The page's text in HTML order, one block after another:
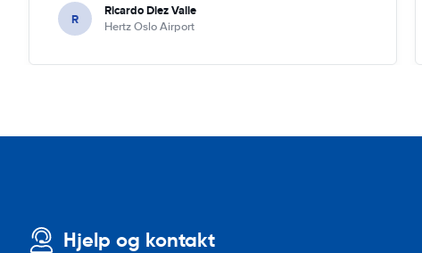
R Ricardo Diez Valle
Hertz Oslo Airport
Hjelp og kontakt